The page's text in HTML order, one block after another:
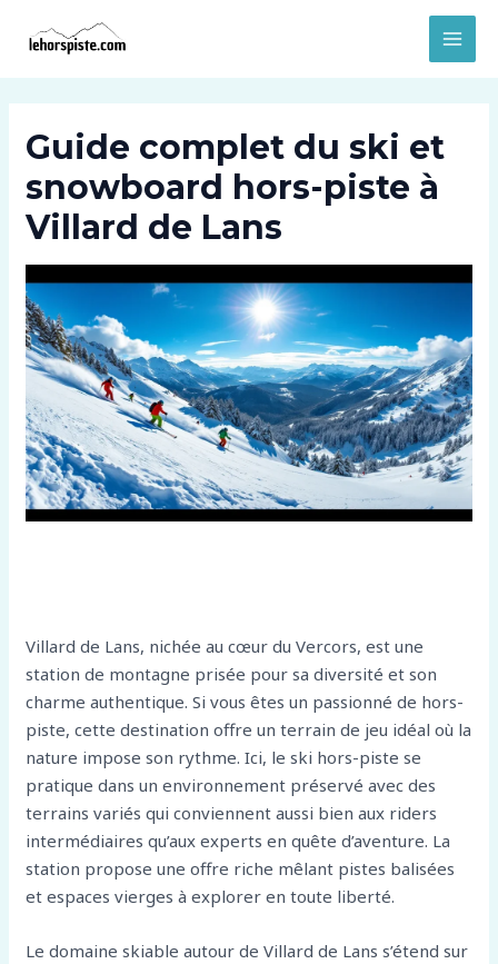
Guide complet du ski et
snowboard hors-piste à
Villard de Lans
Villard de Lans, nichée au cœur du Vercors, est une
station de montagne prisée pour sa diversité et son
charme authentique. Si vous êtes un passionné de hors-
piste, cette destination offre un terrain de jeu idéal où la
nature impose son rythme. Ici, le ski hors-piste se
pratique dans un environnement préservé avec des
terrains variés qui conviennent aussi bien aux riders
intermédiaires qu’aux experts en quête d’aventure. La
station propose une offre riche mêlant pistes balisées
et espaces vierges à explorer en toute liberté.
Le domaine skiable autour de Villard de Lans s’étend sur